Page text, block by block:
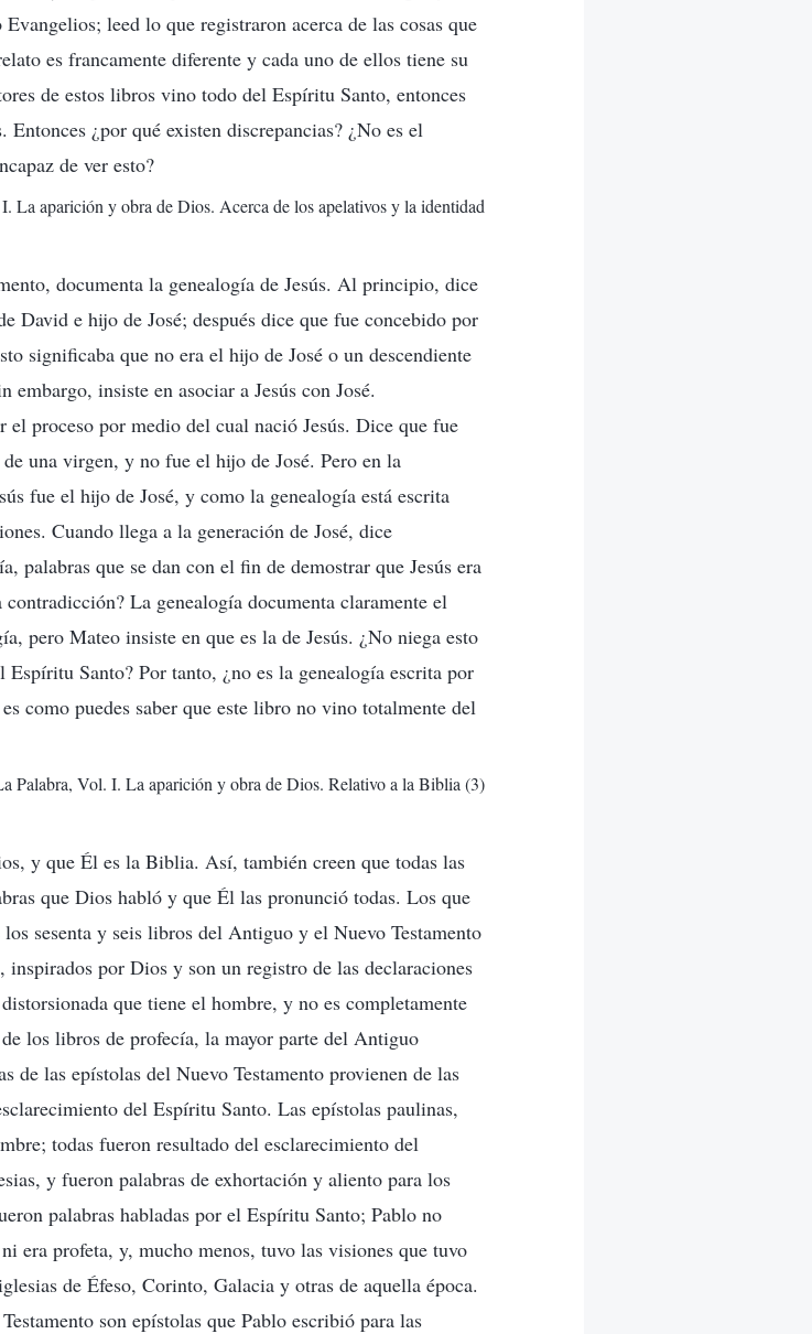
leed lo que registraron acerca de las cosas que
es francamente diferente y cada uno de ellos tiene su
de estos libros vino todo del Espíritu Santo, entonces
¿por qué existen discrepancias? ¿No es el
de ver esto?
La aparición y obra de Dios. Acerca de los apelativos y la identidad
documenta la genealogía de Jesús. Al principio, dice
David e hijo de José; después dice que fue concebido por
significaba que no era el hijo de José o un descendiente
insiste en asociar a Jesús con José.
el proceso por medio del cual nació Jesús. Dice que fue
una virgen, y no fue el hijo de José. Pero en la
fue el hijo de José, y como la genealogía está escrita
Cuando llega a la generación de José, dice
palabras que se dan con el fin de demostrar que Jesús era
La genealogía documenta claramente el
pero Mateo insiste en que es la de Jesús. ¿No niega esto
Santo? Por tanto, ¿no es la genealogía escrita por
como puedes saber que este libro no vino totalmente del
Palabra, Vol. I. La aparición y obra de Dios. Relativo a la Biblia (3)
y que Él es la Biblia. Así, también creen que todas las
que Dios habló y que Él las pronunció todas. Los que
sesenta y seis libros del Antiguo y el Nuevo Testamento
por Dios y son un registro de las declaraciones
que tiene el hombre, y no es completamente
los libros de profecía, la mayor parte del Antiguo
de las epístolas del Nuevo Testamento provienen de las
del Espíritu Santo. Las epístolas paulinas,
todas fueron resultado del esclarecimiento del
y fueron palabras de exhortación y aliento para los
palabras habladas por el Espíritu Santo; Pablo no
era profeta, y, mucho menos, tuvo las visiones que tuvo
de Éfeso, Corinto, Galacia y otras de aquella época.
son epístolas que Pablo escribió para las